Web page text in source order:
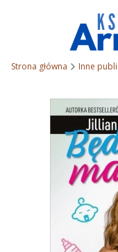
Strona główna Inne